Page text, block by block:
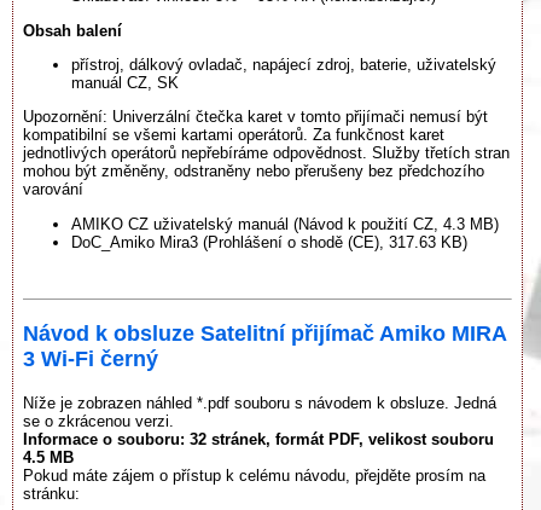
Obsah balení
přístroj, dálkový ovladač, napájecí zdroj, baterie, uživatelský
manuál CZ, SK
Upozornění: Univerzální čtečka karet v tomto přijímači nemusí být
kompatibilní se všemi kartami operátorů. Za funkčnost karet
jednotlivých operátorů nepřebíráme odpovědnost. Služby třetích stran
mohou být změněny, odstraněny nebo přerušeny bez předchozího
varování
AMIKO CZ uživatelský manuál (Návod k použití CZ, 4.3 MB)
DoC_Amiko Mira3 (Prohlášení o shodě (CE), 317.63 KB)
Návod k obsluze Satelitní přijímač Amiko MIRA
3 Wi-Fi černý
Níže je zobrazen náhled *.pdf souboru s návodem k obsluze. Jedná
se o zkrácenou verzi.
Informace o souboru: 32 stránek, formát PDF, velikost souboru
4.5 MB
Pokud máte zájem o přístup k celému návodu, přejděte prosím na
stránku: